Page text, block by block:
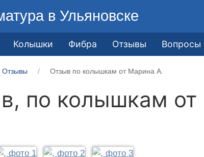
в Ульяновске
Колышки Фибра Отзывы Вопросы
Отзывы Отзыв по колышкам от Марина А.
по колышкам от